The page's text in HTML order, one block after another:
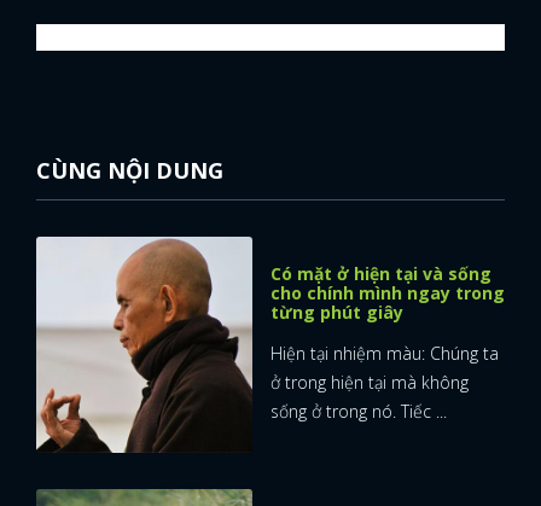
CÙNG NỘI DUNG
Có mặt ở hiện tại và sống
cho chính mình ngay trong
từng phút giây
Hiện tại nhiệm màu: Chúng ta
ở trong hiện tại mà không
sống ở trong nó. Tiếc ...